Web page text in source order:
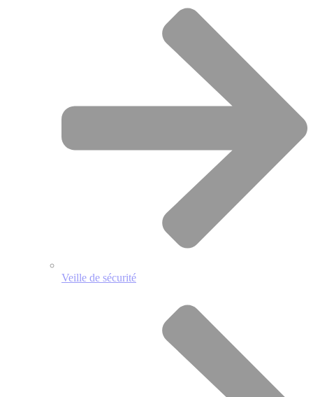
Veille de sécurité